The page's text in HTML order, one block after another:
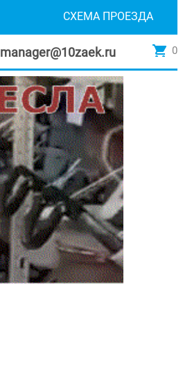
СХЕМА ПРОЕЗДА
manager@10zaek.ru 0